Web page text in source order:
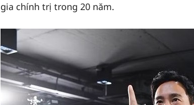
gia chính trị trong 20 năm.